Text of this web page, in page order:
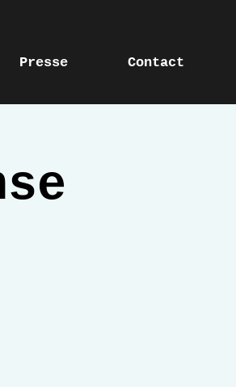
Presse Contact